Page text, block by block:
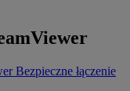
Bezpieczne łączenie